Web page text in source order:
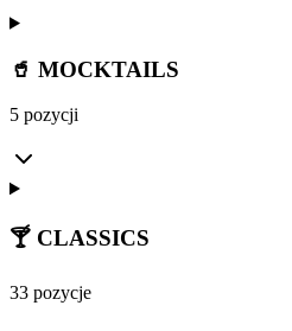
🥤 MOCKTAILS
5 pozycji
🍸 CLASSICS
33 pozycje